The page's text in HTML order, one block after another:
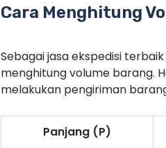
Cara Menghitung
Sebagai jasa ekspedisi
menghitung volume barang.
melakukan pengiriman
Panjang (P)